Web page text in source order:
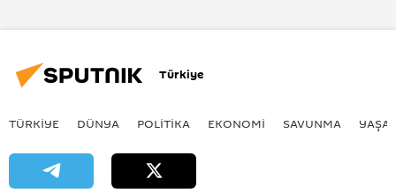
T-17 Armata tankları
Türkiye
TÜRKIYE DÜNYA POLİTİKA EKONOMİ SAVUNMA